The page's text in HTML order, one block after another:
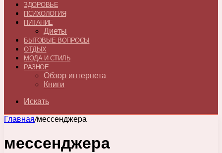
ЗДОРОВЬЕ
ПСИХОЛОГИЯ
ПИТАНИЕ
Диеты
БЫТОВЫЕ ВОПРОСЫ
ОТДЫХ
МОДА И СТИЛЬ
РАЗНОЕ
Обзор интернета
Книги
Искать
Главная/мессенджера
мессенджера